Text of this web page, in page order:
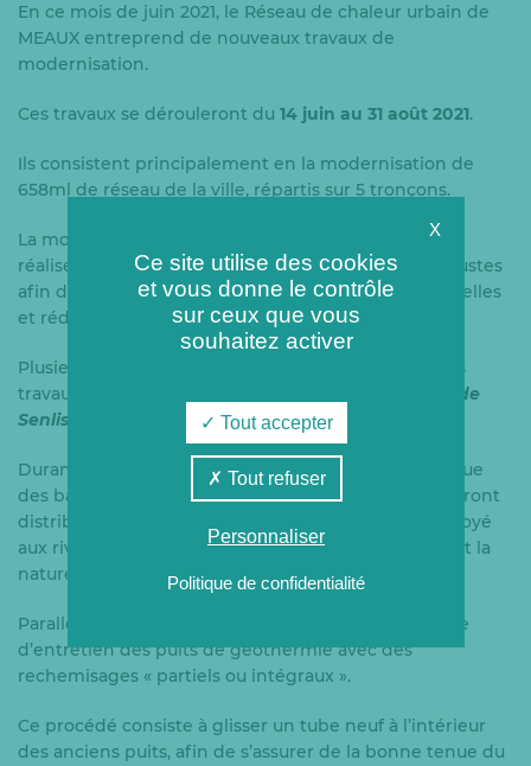
En ce mois de juin 2021, le Réseau de chaleur urbain de
MEAUX entreprend de nouveaux travaux de
modernisation.
Ces travaux se dérouleront du 14 juin au 31 août 2021.
Ils consistent principalement en la modernisation de
658ml de réseau de la ville, répartis sur 5 tronçons.
La modernisation de ces 658 mètres linéaires, sera
réalisée à l’aide de matériaux plus modernes et robustes
afin d’anticiper les potentielles détériorations naturelles
et réduire les pertes d’énergies.
Plusieurs axes de circulation seront impactés par les
travaux, notamment
de
Senlis et Louis Braille.
Durant la période des travaux, des panneaux ainsi que
des bâches seront positionnés en ville. Des flyers seront
distribués et un courrier de la municipalité sera envoyé
aux riverains. Ces supports d’information préciseront la
nature des travaux et le planning.
Parallèlement à ces travaux, aura lieu une campagne
d’entretien des puits de géothermie avec des
rechemisages « partiels ou intégraux ».
Ce procédé consiste à glisser un tube neuf à l’intérieur
des anciens puits, afin de s’assurer de la bonne tenue du
X
Ce site utilise des cookies
et vous donne le contrôle
sur ceux que vous
souhaitez activer
Tout accepter
Tout refuser
Personnaliser
Politique de confidentialité